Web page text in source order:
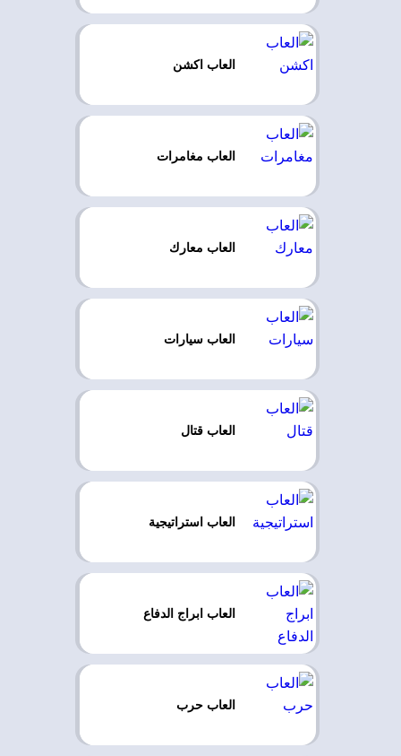
العاب اكشن
العاب مغامرات
العاب معارك
العاب سيارات
العاب قتال
العاب استراتيجية
العاب ابراج الدفاع
العاب حرب